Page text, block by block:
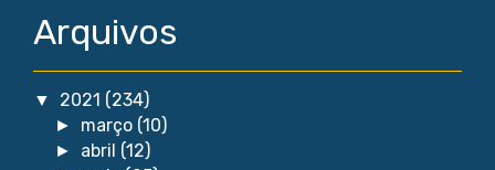
Arquivos
▼ 2021 (234)
► março (10)
► abril (12)